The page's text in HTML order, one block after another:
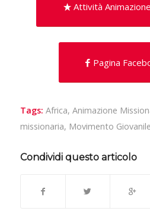
Attività
Pagina
Tags: Africa, Animazione
missionaria, Movimento
Condividi questo articolo